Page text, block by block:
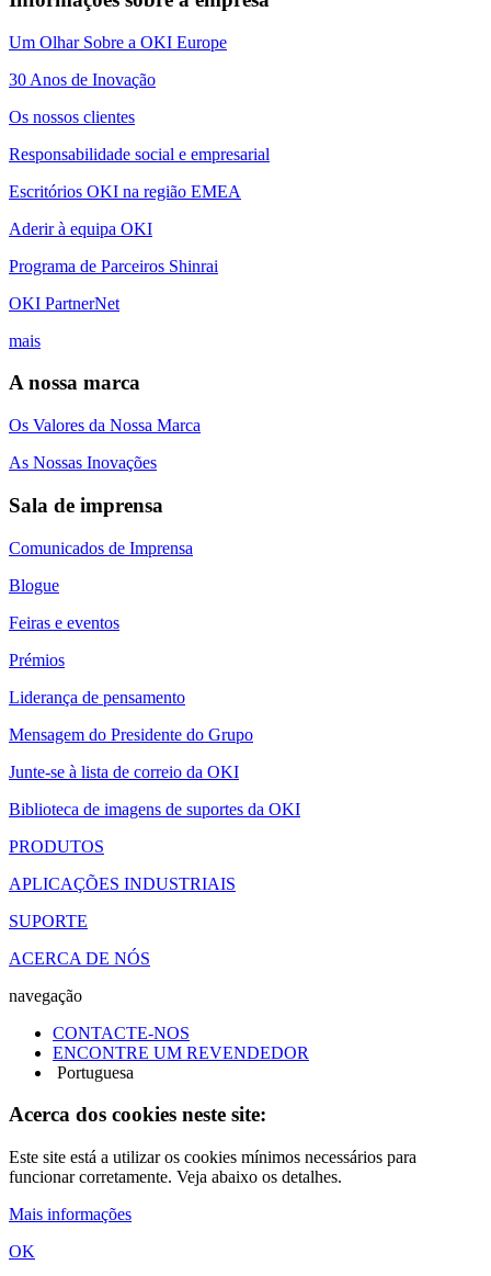
Um Olhar Sobre a OKI Europe
30 Anos de Inovação
Os nossos clientes
Responsabilidade social e empresarial
Escritórios OKI na região EMEA
Aderir à equipa OKI
Programa de Parceiros Shinrai
OKI PartnerNet
mais
A nossa marca
Os Valores da Nossa Marca
As Nossas Inovações
Sala de imprensa
Comunicados de Imprensa
Blogue
Feiras e eventos
Prémios
Liderança de pensamento
Mensagem do Presidente do Grupo
Junte-se à lista de correio da OKI
Biblioteca de imagens de suportes da OKI
PRODUTOS
APLICAÇÕES INDUSTRIAIS
SUPORTE
ACERCA DE NÓS
navegação
CONTACTE-NOS
ENCONTRE UM REVENDEDOR
Portuguesa
Acerca dos cookies neste site:
Este site está a utilizar os cookies mínimos necessários para
funcionar corretamente. Veja abaixo os detalhes.
Mais informações
OK